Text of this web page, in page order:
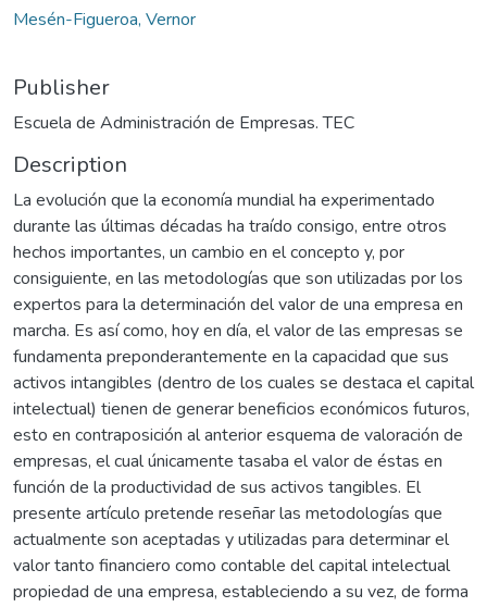
Mesén-Figueroa, Vernor
Publisher
Escuela de Administración de Empresas. TEC
Description
La evolución que la economía mundial ha experimentado
durante las últimas décadas ha traído consigo, entre otros
hechos importantes, un cambio en el concepto y, por
consiguiente, en las metodologías que son utilizadas por los
expertos para la determinación del valor de una empresa en
marcha. Es así como, hoy en día, el valor de las empresas se
fundamenta preponderantemente en la capacidad que sus
activos intangibles (dentro de los cuales se destaca el capital
intelectual) tienen de generar beneficios económicos futuros,
esto en contraposición al anterior esquema de valoración de
empresas, el cual únicamente tasaba el valor de éstas en
función de la productividad de sus activos tangibles. El
presente artículo pretende reseñar las metodologías que
actualmente son aceptadas y utilizadas para determinar el
valor tanto financiero como contable del capital intelectual
propiedad de una empresa, estableciendo a su vez, de forma